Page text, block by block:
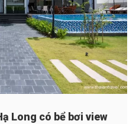
Long có bể bơi view